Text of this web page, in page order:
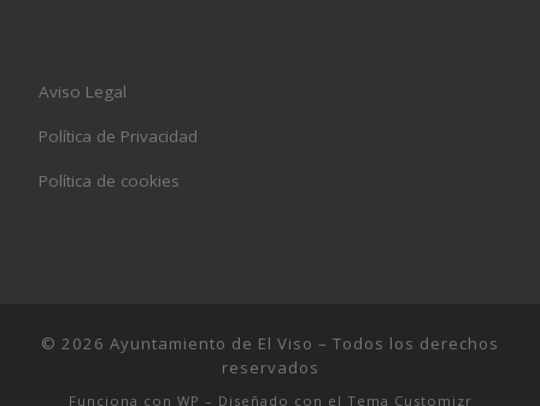
Aviso Legal
Política de Privacidad
Política de cookies
© 2026 Ayuntamiento de El Viso – Todos los derechos
reservados
Funciona con WP – Diseñado con el Tema Customizr